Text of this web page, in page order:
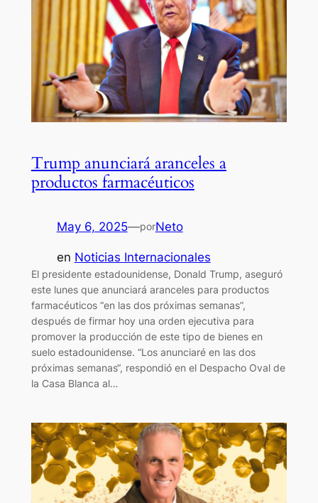
Trump anunciará aranceles a
productos farmacéuticos
May 6, 2025—porNeto
en Noticias Internacionales
El presidente estadounidense, Donald Trump, aseguró
este lunes que anunciará aranceles para productos
farmacéuticos “en las dos próximas semanas”,
después de firmar hoy una orden ejecutiva para
promover la producción de este tipo de bienes en
suelo estadounidense. “Los anunciaré en las dos
próximas semanas“, respondió en el Despacho Oval de
la Casa Blanca al…